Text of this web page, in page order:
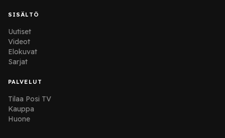
SISÄLTÖ
Uutiset
Videot
Elokuvat
Sarjat
PALVELUT
Tilaa Posi TV
Kauppa
Huone